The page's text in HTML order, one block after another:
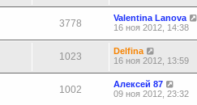
3778
Valentina Lanova
16 ноя 2012, 14:38
1023
Delfina
16 ноя 2012, 13:59
1002
Алексей 87
09 ноя 2012, 23:32